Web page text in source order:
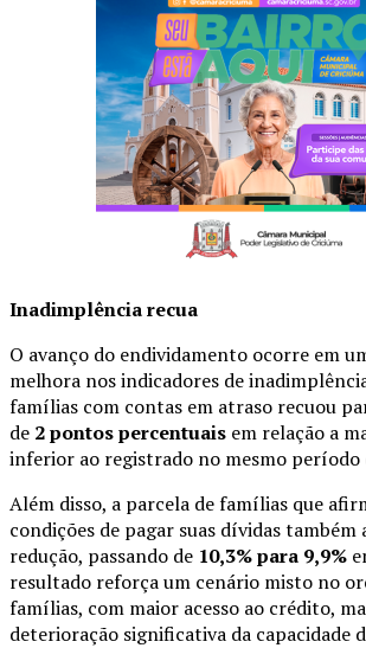
Inadimplência recua
O avanço do endividamento ocorre em
melhora nos indicadores de
famílias com contas em atraso recuou
de 2 pontos percentuais em relação a
inferior ao registrado no mesmo período
Além disso, a parcela de famílias que
condições de pagar suas dívidas
redução, passando de 10,3% para 9,9%
resultado reforça um cenário misto no
famílias, com maior acesso ao crédito,
deterioração significativa da capacidade